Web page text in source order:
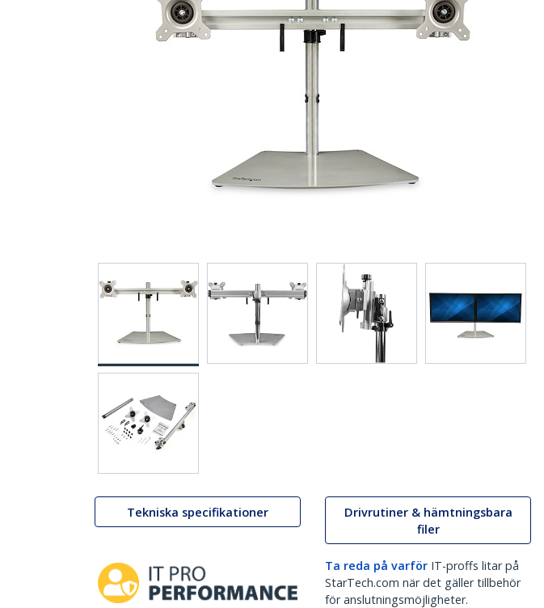
Tekniska specifikationer
Drivrutiner & hämtningsbara
filer
Ta reda på varför IT-proffs litar på
StarTech.com när det gäller tillbehör
för anslutningsmöjligheter.